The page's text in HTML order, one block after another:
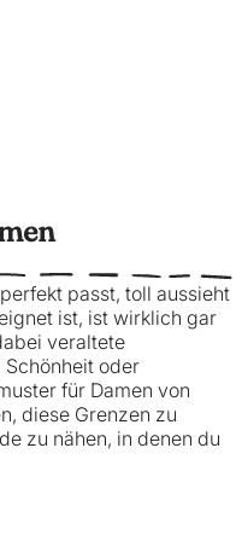
passt, toll aussieht
ist, ist wirklich gar
veraltete
oder
für Damen von
diese Grenzen zu
zu nähen, in denen du